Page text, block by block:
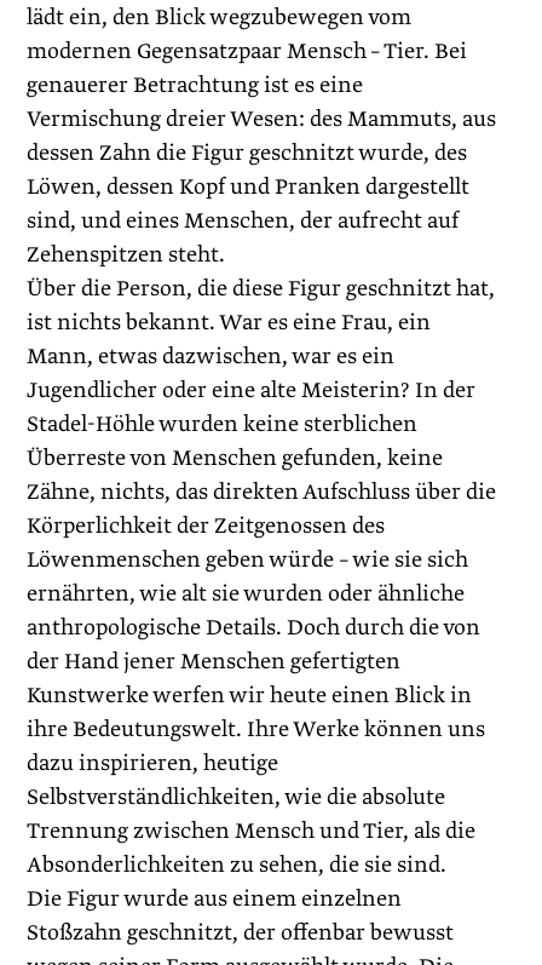
lädt ein, den Blick wegzubewegen vom
modernen Gegensatzpaar Mensch – Tier. Bei
genauerer Betrachtung ist es eine
Vermischung dreier Wesen: des Mammuts, aus
dessen Zahn die Figur geschnitzt wurde, des
Löwen, dessen Kopf und Pranken dargestellt
sind, und eines Menschen, der aufrecht auf
Zehenspitzen steht.
Über die Person, die diese Figur geschnitzt hat,
ist nichts bekannt. War es eine Frau, ein
Mann, etwas dazwischen, war es ein
Jugendlicher oder eine alte Meisterin? In der
Stadel-Höhle wurden keine sterblichen
Überreste von Menschen gefunden, keine
Zähne, nichts, das direkten Aufschluss über die
Körperlichkeit der Zeitgenossen des
Löwenmenschen geben würde – wie sie sich
ernährten, wie alt sie wurden oder ähnliche
anthropologische Details. Doch durch die von
der Hand jener Menschen gefertigten
Kunstwerke werfen wir heute einen Blick in
ihre Bedeutungswelt. Ihre Werke können uns
dazu inspirieren, heutige
Selbstverständlichkeiten, wie die absolute
Trennung zwischen Mensch und Tier, als die
Absonderlichkeiten zu sehen, die sie sind.
Die Figur wurde aus einem einzelnen
Stoßzahn geschnitzt, der offenbar bewusst